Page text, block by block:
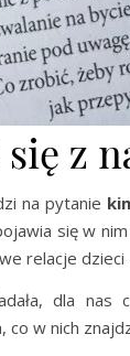
się z
na pytanie
się w
relacje
dla
co w nich